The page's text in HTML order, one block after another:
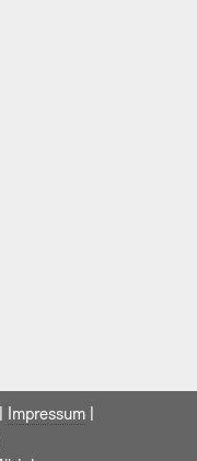
Impressum